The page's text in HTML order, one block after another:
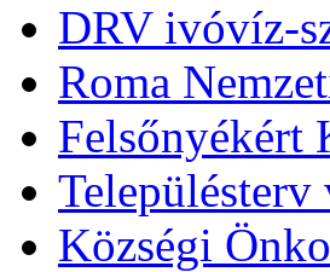
DRV ivóvíz-
Roma
Felsőnyékért
Településterv
Községi